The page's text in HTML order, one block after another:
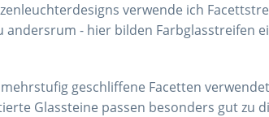
verwende ich
andersrum - hier bilden Farbglasstreifen
geschliffene Facetten
Glassteine passen besonders gut zu